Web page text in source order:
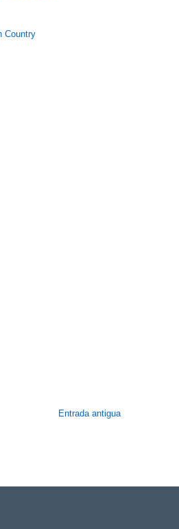
Country
Entrada antigua